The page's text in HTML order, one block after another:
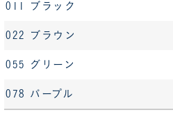
011 ブラック
022 ブラウン
055 グリーン
078 パープル